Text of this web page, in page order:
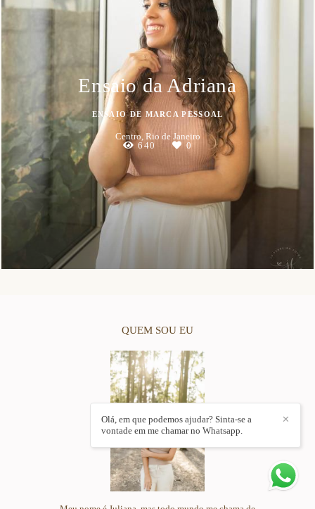
Ensaio da Adriana
ENSAIO DE MARCA PESSOAL
Centro, Rio de Janeiro
640
0
QUEM SOU EU
✕
Olá, em que podemos ajudar? Sinta-se a
vontade em me chamar no Whatsapp.